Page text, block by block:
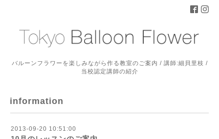
バルーンフラワーを楽しみながら作る教室のご案内 / 講師:細貝里枝 /
当校認定講師の紹介
information
2013-09-20 10:51:00